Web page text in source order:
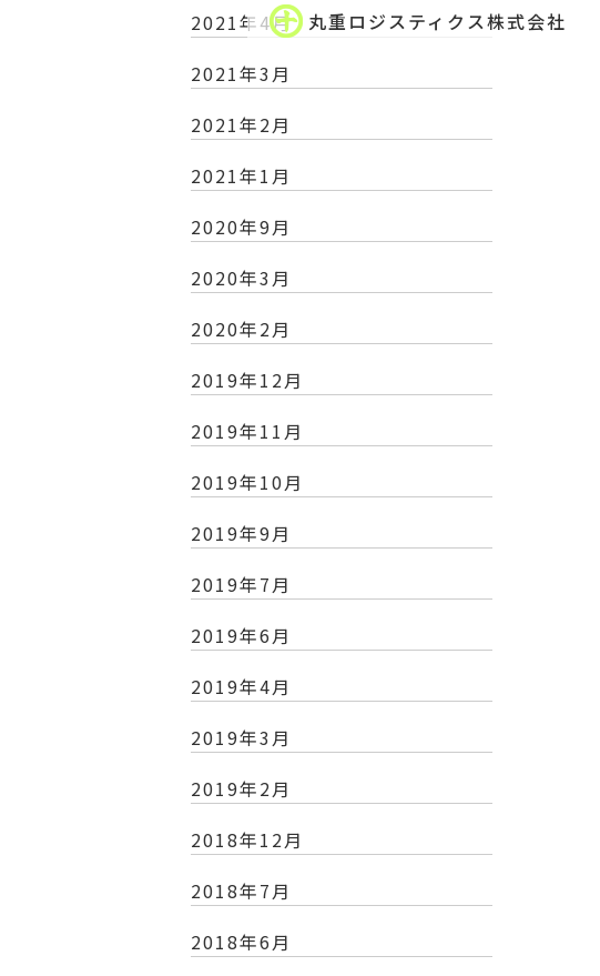
丸重ロジスティクス株式会社
2021年4月
2021年3月
2021年2月
2021年1月
2020年9月
2020年3月
2020年2月
2019年12月
2019年11月
2019年10月
2019年9月
2019年7月
2019年6月
2019年4月
2019年3月
2019年2月
2018年12月
2018年7月
2018年6月